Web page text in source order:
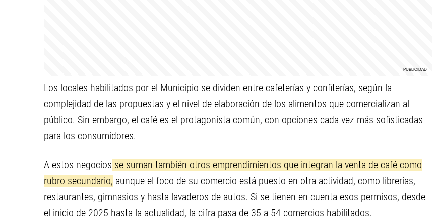
Los locales habilitados por el Municipio se dividen entre cafeterías y confiterías, según la
complejidad de las propuestas y el nivel de elaboración de los alimentos que comercializan al
público. Sin embargo, el café es el protagonista común, con opciones cada vez más sofisticadas
para los consumidores.
A estos negocios se suman también otros emprendimientos que integran la venta de café como
rubro secundario, aunque el foco de su comercio está puesto en otra actividad, como librerías,
restaurantes, gimnasios y hasta lavaderos de autos. Si se tienen en cuenta esos permisos, desde
el inicio de 2025 hasta la actualidad, la cifra pasa de 35 a 54 comercios habilitados.